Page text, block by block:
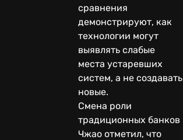
сравнения
демонстрируют, как
технологии могут
выявлять слабые
места устаревших
систем, а не создавать
новые.
Смена роли
традиционных банков
Чжао отметил, что